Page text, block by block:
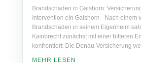
Brandschaden in Gaishorn:
Intervention ein Gaishorn - Nach einem
Brandschaden in seinem Eigenheim
Kainbrecht zunächst mit einer bitteren
konfrontiert: Die Donau-Versicherung
MEHR LESEN